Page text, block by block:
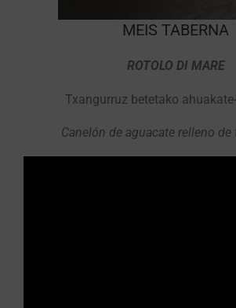
MEIS TABERNA
ROTOLO DI MARE
Txangurruz betetako
Canelón de aguacate relleno de